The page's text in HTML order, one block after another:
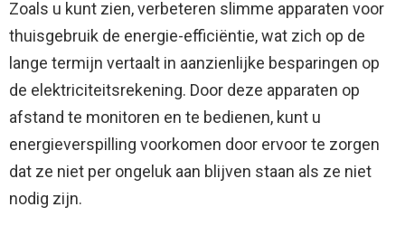
Zoals u kunt zien, verbeteren slimme apparaten voor
thuisgebruik de energie-efficiëntie, wat zich op de
lange termijn vertaalt in aanzienlijke besparingen op
de elektriciteitsrekening. Door deze apparaten op
afstand te monitoren en te bedienen, kunt u
energieverspilling voorkomen door ervoor te zorgen
dat ze niet per ongeluk aan blijven staan ​​als ze niet
nodig zijn.